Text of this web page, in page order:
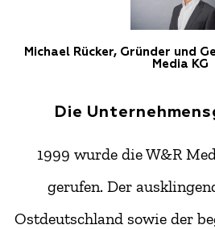
Michael Rücker, Gründer und
Media KG
Die
1999 wurde die W&R
gerufen. Der
Ostdeutschland sowie der